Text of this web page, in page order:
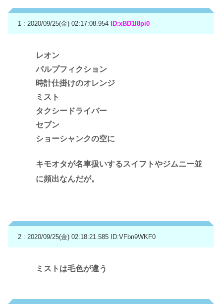
1 : 2020/09/25(金) 02:17:08.954 ID:xBD1I8pi0
レオン
パルプフィクション
時計仕掛けのオレンジ
ミスト
タクシードライバー
セブン
ショーシャンクの空に
キモオタが名車扱いするスイフトやジムニー並
に頻出なんだが。
2 : 2020/09/25(金) 02:18:21.585 ID:VFbn9WKF0
ミストは毛色が違う